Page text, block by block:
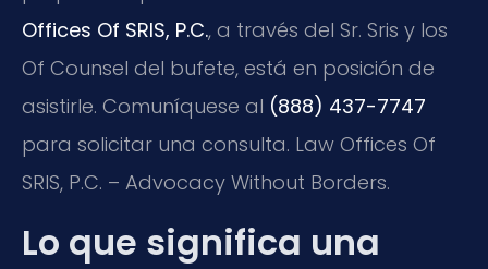
Offices Of SRIS, P.C., a través del Sr. Sris y los
Of Counsel del bufete, está en posición de
asistirle. Comuníquese al (888) 437-7747
para solicitar una consulta. Law Offices Of
SRIS, P.C. – Advocacy Without Borders.
Lo que significa una